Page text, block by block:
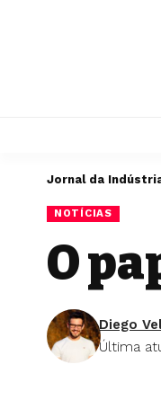
Jornal da
NOTÍCIAS
O
Última
Diego